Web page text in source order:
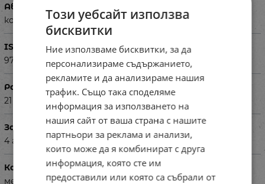
Автор
колектив
ISBN
9786192403331
Размери в см
21 х 28
За деца на възраст
4 г.
Корица
мека
Този уебсайт използва
бисквитки
Ние използваме бисквитки, за да
персонализираме съдържанието,
рекламите и да анализираме нашия
трафик. Също така споделяме
информация за използването на
нашия сайт от ваша страна с нашите
партньори за реклама и анализи,
които може да я комбинират с друга
информация, която сте им
предоставили или която са събрали от